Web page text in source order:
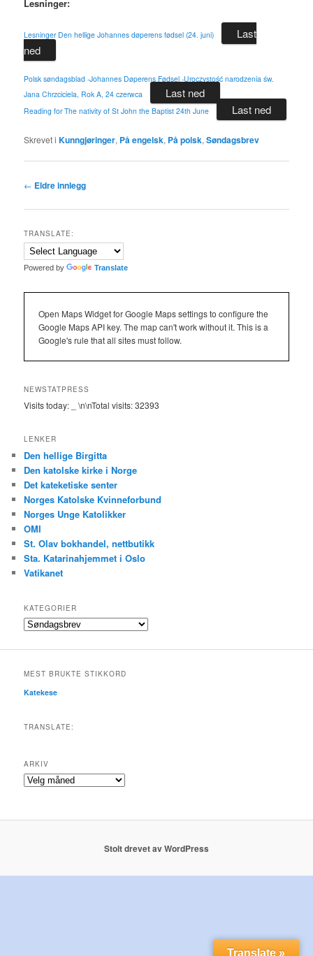
Lesninger:
Lesninger Den hellige Johannes døperens fødsel (24. juni)
Last
ned
Polsk søndagsblad -Johannes Døperens Fødsel -Uroczystość narodzenia św.
Jana Chrzciciela, Rok A, 24 czerwca
Last ned
Reading for The nativity of St John the Baptist 24th June Last ned
Skrevet i Kunngjøringer, På engelsk, På polsk,Søndagsbrev
Innleggsnavigasjon
← Eldre innlegg
TRANSLATE:
Powered by Translate
Open Maps Widget for Google Maps settings to configure the
Google Maps API key. The map can't work without it. This is a
Google's rule that all sites must follow.
NEWSTATPRESS
Visits today: \n\nTotal visits:32393
LENKER
Den hellige Birgitta
Den katolske kirke i Norge
Det kateketiske senter
Norges Katolske Kvinneforbund
Norges Unge Katolikker
OMI
St. Olav bokhandel, nettbutikk
Sta. Katarinahjemmet i Oslo
Vatikanet
KATEGORIER
Kategorier
MEST BRUKTE STIKKORD
Katekese
TRANSLATE:
ARKIV
Arkiv
Stolt drevet av WordPress
Translate »